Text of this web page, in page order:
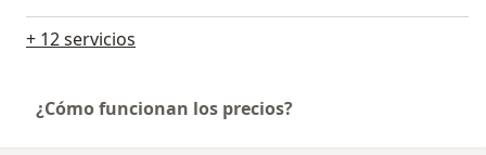
+ 12 servicios
¿Cómo funcionan los precios?